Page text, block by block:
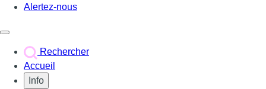
Alertez-nous
Rechercher
Accueil
Info